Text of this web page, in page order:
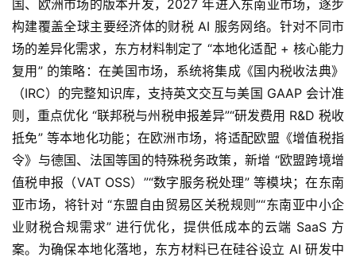
国、欧洲市场的版本开发，2027 年进入东南亚市场，逐步
构建覆盖全球主要经济体的财税 AI 服务网络。针对不同市
场的差异化需求，东方材料制定了 “本地化适配 + 核心能力
复用” 的策略：在美国市场，系统将集成《国内税收法典》
（IRC）的完整知识库，支持英文交互与美国 GAAP 会计准
则，重点优化 “联邦税与州税申报差异”“研发费用 R&D 税收
抵免” 等本地化功能；在欧洲市场，将适配欧盟《增值税指
令》与德国、法国等国的特殊税务政策，新增 “欧盟跨境增
值税申报（VAT OSS）”“数字服务税处理” 等模块；在东南
亚市场，将针对 “东盟自由贸易区关税规则”“东南亚中小企
业财税合规需求” 进行优化，提供低成本的云端 SaaS 方
案。为确保本地化落地，东方材料已在硅谷设立 AI 研发中